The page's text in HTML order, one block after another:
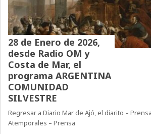
28 de Enero de 2026,
desde Radio OM y
Costa de Mar, el
programa ARGENTINA
COMUNIDAD
SILVESTRE
Regresar a Diario Mar de Ajó, el diarito –
Atemporales – Prensa